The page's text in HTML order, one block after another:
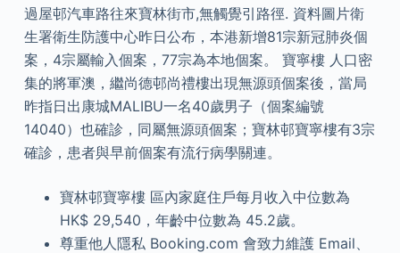
過屋邨汽車路往來寶林街市,無觸覺引路徑. 資料圖片衛
生署衛生防護中心昨日公布，本港新增81宗新冠肺炎個
案，4宗屬輸入個案，77宗為本地個案。 寶寧樓 人口密
集的將軍澳，繼尚德邨尚禮樓出現無源頭個案後，當局
昨指日出康城MALIBU一名40歲男子（個案編號
14040）也確診，同屬無源頭個案；寶林邨寶寧樓有3宗
確診，患者與早前個案有流行病學關連。
寶林邨寶寧樓 區內家庭住戶每月收入中位數為
HK$ 29,540，年齡中位數為 45.2歲。
尊重他人隱私 Booking.com 會致力維護 Email、